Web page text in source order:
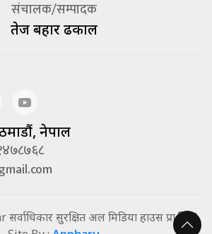
संचालक/सम्पादक
तेज बहादूर ढकाल
नेपाल
सुरक्षित अल मिडिया हाउस प्रा.लि. |